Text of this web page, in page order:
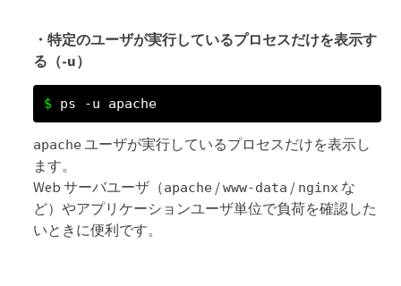
・特定のユーザが実行しているプロセスだけを表示す
る（-u）
ps -u apache
apacheユーザが実行しているプロセスだけを表示し
ます。
Web サーバユーザ（apache/www-data / nginxな
ど）やアプリケーションユーザ単位で負荷を確認した
いときに便利です。